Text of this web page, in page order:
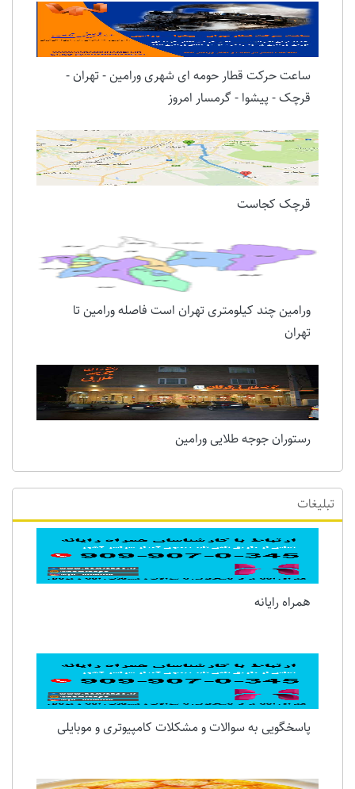
آموزشگاه رانندگی پایه یک و دو پارسا در ورامین
ساعت حرکت قطار حومه ای شهری ورامین - تهران -
قرچک - پیشوا - گرمسار امروز
قرچک کجاست
ورامین چند کیلومتری تهران است فاصله ورامین تا
تهران
رستوران جوجه طلایی ورامین
تبلیغات
همراه رایانه
پاسخگویی به سوالات و مشکلات کامپیوتری و موبایلی